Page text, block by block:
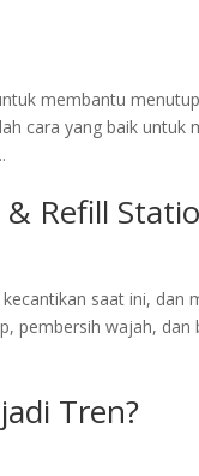
membantu
cara yang baik untuk
Refill
saat ini, dan
pembersih wajah, dan
Tren?